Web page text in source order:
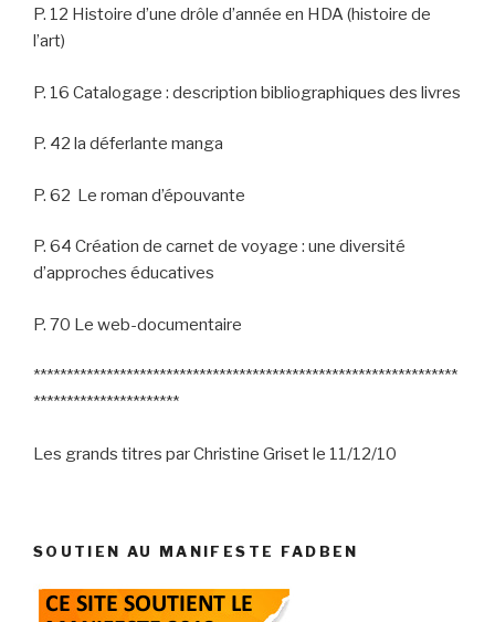
P. 12 Histoire d’une drôle d’année en HDA (histoire de
l’art)
P. 16 Catalogage : description bibliographiques des livres
P. 42 la déferlante manga
P. 62 Le roman d’épouvante
P. 64 Création de carnet de voyage : une diversité
d’approches éducatives
P. 70 Le web-documentaire
****************************************************************
**********************
Les grands titres par Christine Griset le 11/12/10
SOUTIEN AU MANIFESTE FADBEN